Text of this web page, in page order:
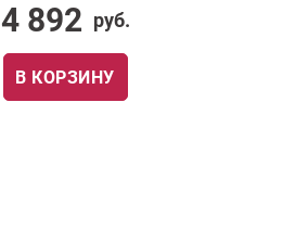
4 892 руб.
В КОРЗИНУ